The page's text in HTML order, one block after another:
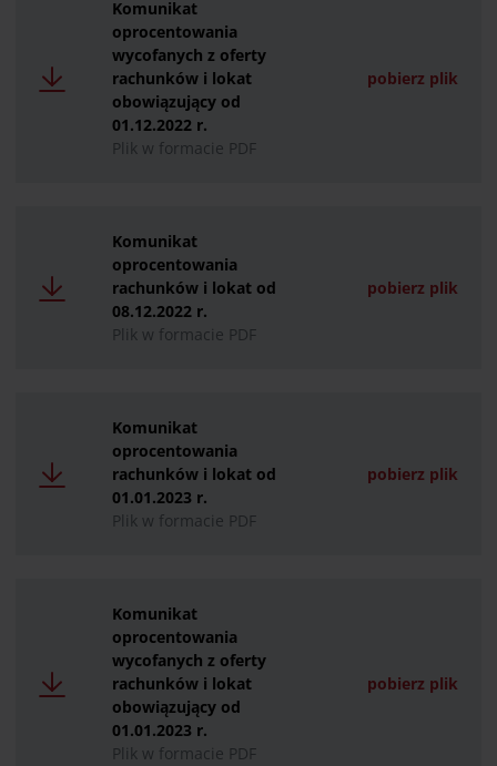
Komunikat
oprocentowania
wycofanych z oferty
rachunków i lokat
obowiązujący od
01.12.2022 r.
Plik w formacie PDF
pobierz plik
Komunikat
oprocentowania
rachunków i lokat od
08.12.2022 r.
Plik w formacie PDF
pobierz plik
Komunikat
oprocentowania
rachunków i lokat od
01.01.2023 r.
Plik w formacie PDF
pobierz plik
Komunikat
oprocentowania
wycofanych z oferty
rachunków i lokat
obowiązujący od
01.01.2023 r.
Plik w formacie PDF
pobierz plik